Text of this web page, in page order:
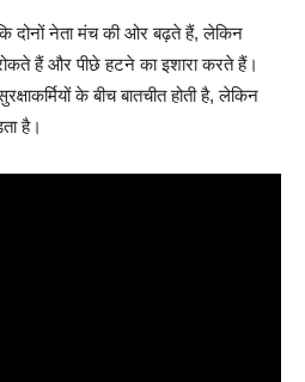
दोनों नेता मंच की ओर बढ़ते हैं, लेकिन
रोकते हैं और पीछे हटने का इशारा करते हैं।
के बीच बातचीत होती है, लेकिन
है।